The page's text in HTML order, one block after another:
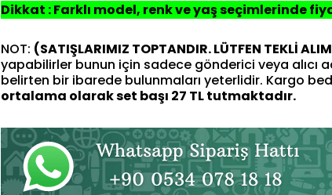
Dikkat : Farklı model, renk ve yaş seçimlerinde
NOT: (SATIŞLARIMIZ TOPTANDIR. LÜTFEN TEKLİ
yapabilirler bunun için sadece gönderici veya alıcı
belirten bir ibarede bulunmaları yeterlidir. Kargo
ortalama olarak set başı 27 TL tutmaktadır.